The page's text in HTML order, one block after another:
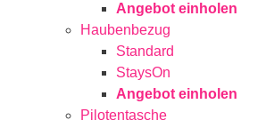
Angebot einholen
Haubenbezug
Standard
StaysOn
Angebot einholen
Pilotentasche